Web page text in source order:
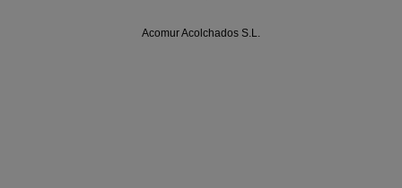
Acomur Acolchados S.L.